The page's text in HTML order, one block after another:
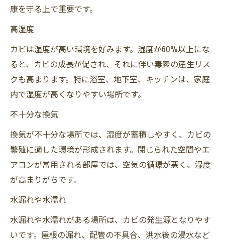
康を守る上で重要です。
高湿度
カビは湿度が高い環境を好みます。湿度が60%以上にな
ると、カビの成長が促され、それに伴い毒素の産生リス
クも高まります。特に浴室、地下室、キッチンは、家庭
内で湿度が高くなりやすい場所です。
不十分な換気
換気が不十分な場所では、湿度が蓄積しやすく、カビの
繁殖に適した環境が形成されます。閉じられた空間やエ
アコンが常用される部屋では、空気の循環が悪く、湿度
が高まりがちです。
水漏れや水濡れ
水漏れや水濡れがある場所は、カビの発生源となりやす
いです。屋根の漏れ、配管の不具合、洪水後の浸水など